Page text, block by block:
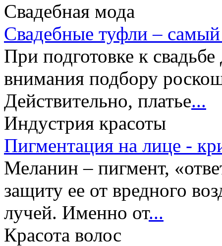
Свадебная мода
Свадебные туфли –
При подготовке к
внимания подбору
Действительно, платье...
Индустрия красоты
Пигментация на лице -
Меланин – пигмент,
защиту ее от вредного
лучей. Именно от...
Красота волос